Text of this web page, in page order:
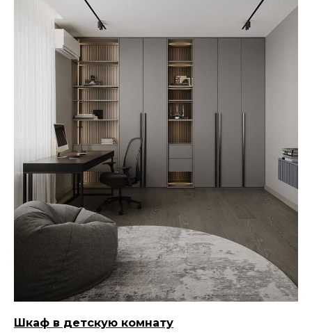
Шкаф в детскую комнату